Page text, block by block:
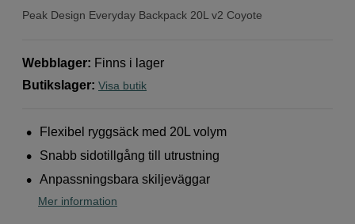
Peak Design Everyday Backpack 20L v2 Coyote
Webblager: Finns i lager
Butikslager: Visa butik
Flexibel ryggsäck med 20L volym
Snabb sidotillgång till utrustning
Anpassningsbara skiljeväggar
Mer information